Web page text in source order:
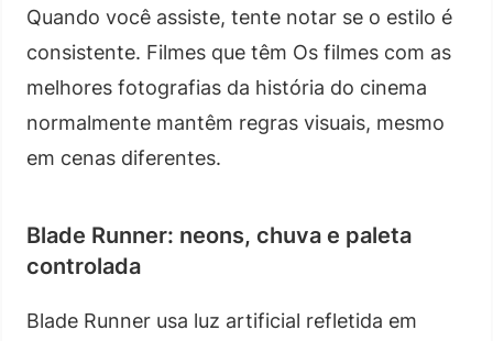
Quando você assiste, tente notar se o estilo é
consistente. Filmes que têm Os filmes com as
melhores fotografias da história do cinema
normalmente mantêm regras visuais, mesmo
em cenas diferentes.
Blade Runner: neons, chuva e paleta
controlada
Blade Runner usa luz artificial refletida em